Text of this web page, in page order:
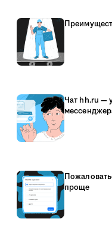
Чат hh.ru —
проще